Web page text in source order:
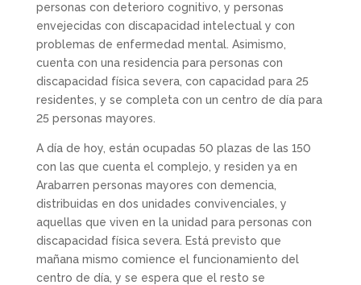
personas con deterioro cognitivo, y personas
envejecidas con discapacidad intelectual y con
problemas de enfermedad mental. Asimismo,
cuenta con una residencia para personas con
discapacidad física severa, con capacidad para 25
residentes, y se completa con un centro de día para
25 personas mayores.
A día de hoy, están ocupadas 50 plazas de las 150
con las que cuenta el complejo, y residen ya en
Arabarren personas mayores con demencia,
distribuidas en dos unidades convivenciales, y
aquellas que viven en la unidad para personas con
discapacidad física severa. Está previsto que
mañana mismo comience el funcionamiento del
centro de día, y se espera que el resto se